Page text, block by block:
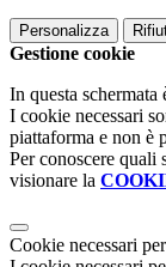
Personalizza
Gestione cookie
In questa
I cookie necessari
piattaforma e non è
Per conoscere quali
visionare la
Cookie necessari